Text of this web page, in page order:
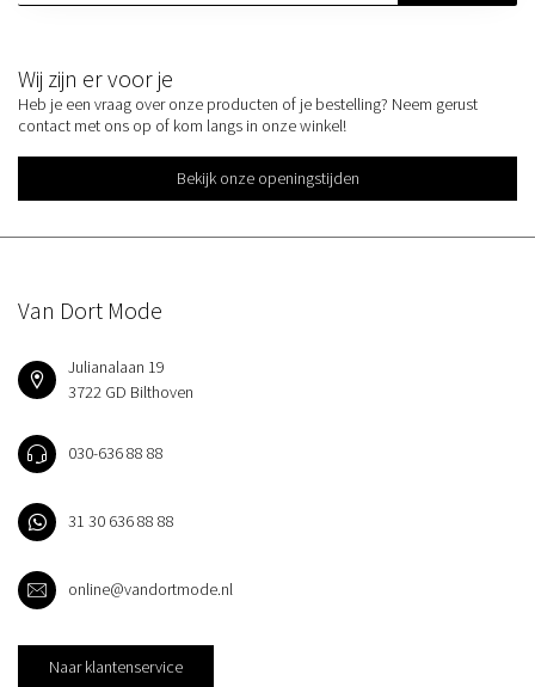
Wij zijn er voor je
Heb je een vraag over onze producten of je bestelling? Neem gerust
contact met ons op of kom langs in onze winkel!
Bekijk onze openingstijden
Van Dort Mode
Julianalaan 19
3722 GD Bilthoven
030-636 88 88
31 30 636 88 88
online@vandortmode.nl
Naar klantenservice